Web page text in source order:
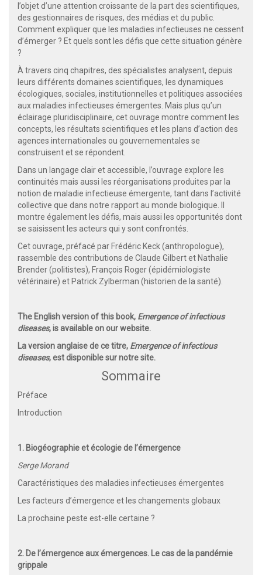
l’objet d’une attention croissante de la part des scientifiques,
des gestionnaires de risques, des médias et du public.
Comment expliquer que les maladies infectieuses ne cessent
d’émerger ? Et quels sont les défis que cette situation génère
?
À travers cinq chapitres, des spécialistes analysent, depuis
leurs différents domaines scientifiques, les dynamiques
écologiques, sociales, institutionnelles et politiques associées
aux maladies infectieuses émergentes. Mais plus qu’un
éclairage pluridisciplinaire, cet ouvrage montre comment les
concepts, les résultats scientifiques et les plans d’action des
agences internationales ou gouvernementales se
construisent et se répondent.
Dans un langage clair et accessible, l’ouvrage explore les
continuités mais aussi les réorganisations produites par la
notion de maladie infectieuse émergente, tant dans l’activité
collective que dans notre rapport au monde biologique. Il
montre également les défis, mais aussi les opportunités dont
se saisissent les acteurs qui y sont confrontés.
Cet ouvrage, préfacé par Frédéric Keck (anthropologue),
rassemble des contributions de Claude Gilbert et Nathalie
Brender (politistes), François Roger (épidémiologiste
vétérinaire) et Patrick Zylberman (historien de la santé).
The English version of this book, Emergence of infectious
diseases, is available on our website.
La version anglaise de ce titre, Emergence of infectious
diseases, est disponible sur notre site.
Sommaire
Préface
Introduction
1. Biogéographie et écologie de l’émergence
Serge Morand
Caractéristiques des maladies infectieuses émergentes
Les facteurs d’émergence et les changements globaux
La prochaine peste est-elle certaine ?
2. De l’émergence aux émergences. Le cas de la pandémie
grippale